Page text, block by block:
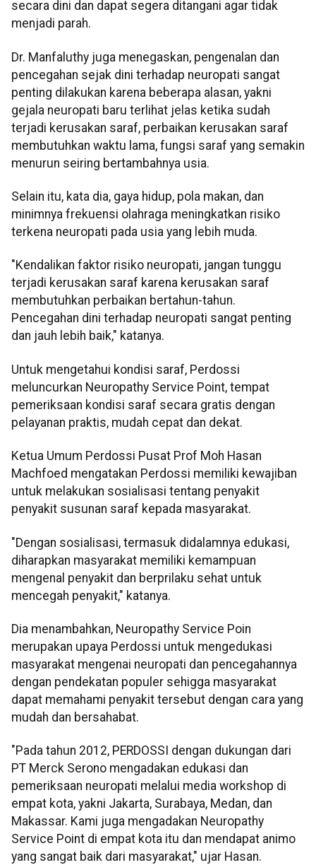
secara dini dan dapat segera ditangani agar tidak
menjadi parah.
Dr. Manfaluthy juga menegaskan, pengenalan dan
pencegahan sejak dini terhadap neuropati sangat
penting dilakukan karena beberapa alasan, yakni
gejala neuropati baru terlihat jelas ketika sudah
terjadi kerusakan saraf, perbaikan kerusakan saraf
membutuhkan waktu lama, fungsi saraf yang semakin
menurun seiring bertambahnya usia.
Selain itu, kata dia, gaya hidup, pola makan, dan
minimnya frekuensi olahraga meningkatkan risiko
terkena neuropati pada usia yang lebih muda.
"Kendalikan faktor risiko neuropati, jangan tunggu
terjadi kerusakan saraf karena kerusakan saraf
membutuhkan perbaikan bertahun-tahun.
Pencegahan dini terhadap neuropati sangat penting
dan jauh lebih baik," katanya.
Untuk mengetahui kondisi saraf, Perdossi
meluncurkan Neuropathy Service Point, tempat
pemeriksaan kondisi saraf secara gratis dengan
pelayanan praktis, mudah cepat dan dekat.
Ketua Umum Perdossi Pusat Prof Moh Hasan
Machfoed mengatakan Perdossi memiliki kewajiban
untuk melakukan sosialisasi tentang penyakit
penyakit susunan saraf kepada masyarakat.
"Dengan sosialisasi, termasuk didalamnya edukasi,
diharapkan masyarakat memiliki kemampuan
mengenal penyakit dan berprilaku sehat untuk
mencegah penyakit," katanya.
Dia menambahkan, Neuropathy Service Poin
merupakan upaya Perdossi untuk mengedukasi
masyarakat mengenai neuropati dan pencegahannya
dengan pendekatan populer sehigga masyarakat
dapat memahami penyakit tersebut dengan cara yang
mudah dan bersahabat.
"Pada tahun 2012, PERDOSSI dengan dukungan dari
PT Merck Serono mengadakan edukasi dan
pemeriksaan neuropati melalui media workshop di
empat kota, yakni Jakarta, Surabaya, Medan, dan
Makassar. Kami juga mengadakan Neuropathy
Service Point di empat kota itu dan mendapat animo
yang sangat baik dari masyarakat," ujar Hasan.